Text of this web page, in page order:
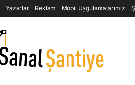
Yazarlar Reklam Mobil Uygulamalarımız